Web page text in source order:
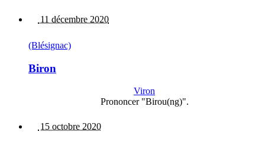
11 décembre 2020
(Blésignac)
Biron
Viron
Prononcer "Birou(ng)".
15 octobre 2020